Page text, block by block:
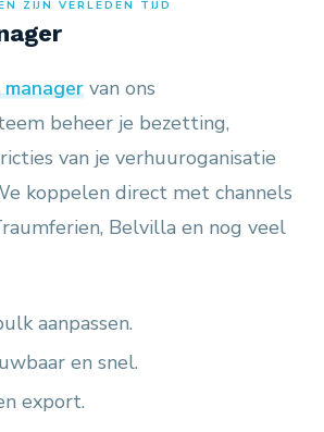
ZIJN VERLEDEN TIJD
van ons
beheer je bezetting,
van je verhuuroganisatie
koppelen direct met channels
Belvilla en nog veel
aanpassen.
en snel.
export.